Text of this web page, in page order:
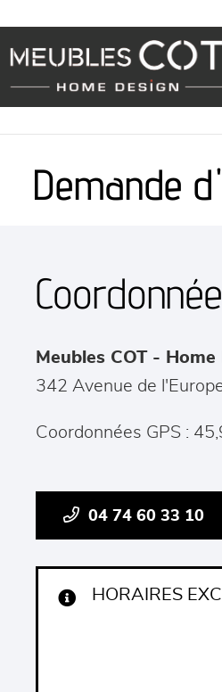
Demande
Meubles COT - Home
342 Avenue de
Coordonnées GPS :
04 74 60 33 10
HORAIRES